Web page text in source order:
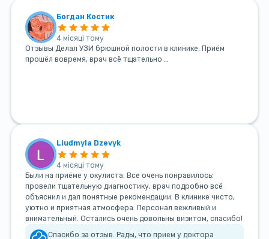
Богдан Костик
4 місяці тому
Отзывы Делал УЗИ брюшной полости в клинике. Приём
прошёл вовремя, врач всё тщательно …
Liudmyla Dzevyk
4 місяці тому
Были на приёме у окулиста. Все очень понравилось:
провели тщательную диагностику, врач подробно всё
объяснил и дал понятные рекомендации. В клинике чисто,
уютно и приятная атмосфера. Персонал вежливый и
внимательный. Остались очень довольны визитом, спасибо!
Спасибо за отзыв. Рады, что прием у доктора